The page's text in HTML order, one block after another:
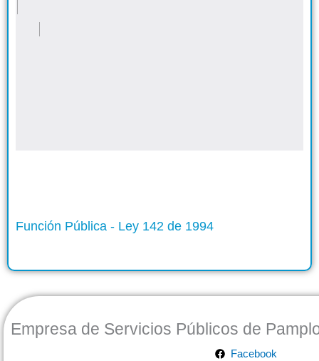
Función Pública - Ley 142 de 1994
Empresa de Servicios Públicos de
Facebook